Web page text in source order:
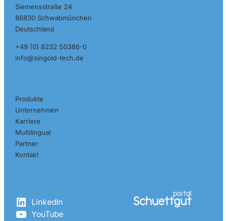
Siemensstraße 24
86830 Schwabmünchen
Deutschland
+49 (0) 8232 50386-0
info@singold-tech.de
Produkte
Unternehmen
Karriere
Multilingual
Partner
Kontakt
LinkedIn
YouTube